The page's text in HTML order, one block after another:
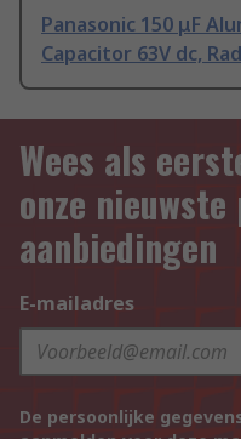
Panasonic 150 μF
Capacitor 63V dc,
Wees als
onze
aanbiedingen
E-mailadres
De persoonlijke